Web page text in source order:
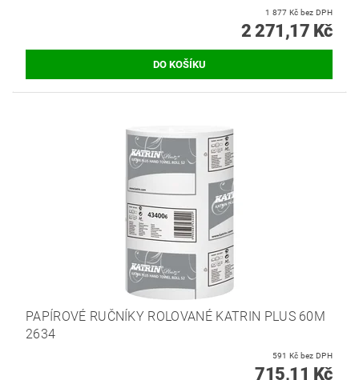
1 877 Kč bez DPH
2 271,17 Kč
PAPÍROVÉ RUČNÍKY ROLOVANÉ KATRIN PLUS 60M
2634
591 Kč bez DPH
715,11 Kč